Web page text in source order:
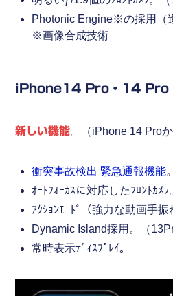
Photonic Engine※の採用（
※画像合成技術
iPhone14 Pro・14 Pro
新しい機能。（iPhone 14 Pro
衝突事故検出 緊急通報機能。
ｵｰﾄﾌｫｰｶｽに対応したﾌﾛﾝﾄｶﾒﾗ
ｱｸｼｮﾝﾓｰﾄﾞ（強力な動画手振
Dynamic Island採用。（
常時表示ﾃﾞｨｽﾌﾟﾚｲ。